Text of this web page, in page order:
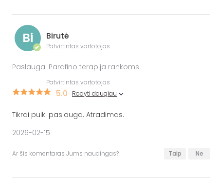
Bi
✔
Birutė
Patvirtintas vartotojas
Paslauga: Parafino terapija rankoms
Patvirtintas vartotojas
5.0 Rodyti daugiau
Tikrai puiki paslauga. Atradimas.
2026-02-15
Ar šis komentaras Jums naudingas? Taip Ne